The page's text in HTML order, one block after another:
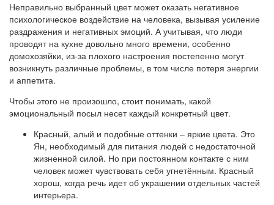
Неправильно выбранный цвет может оказать негативное
психологическое воздействие на человека, вызывая усиление
раздражения и негативных эмоций. А учитывая, что люди
проводят на кухне довольно много времени, особенно
домохозяйки, из-за плохого настроения постепенно могут
возникнуть различные проблемы, в том числе потеря энергии
и аппетита.
Чтобы этого не произошло, стоит понимать, какой
эмоциональный посыл несет каждый конкретный цвет.
Красный, алый и подобные оттенки – яркие цвета. Это
Ян, необходимый для питания людей с недостаточной
жизненной силой. Но при постоянном контакте с ним
человек может чувствовать себя угнетённым. Красный
хорош, когда речь идет об украшении отдельных частей
интерьера.